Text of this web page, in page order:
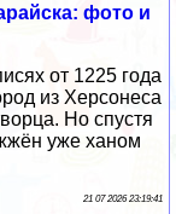
фото и
от 1225 года
из Херсонеса
Но спустя
уже ханом
21 07 2026 23:19:41